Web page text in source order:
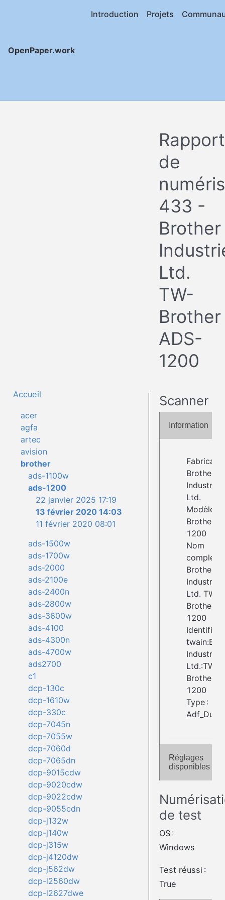
OpenPaper.work
Introduction Projets
Rapport
de
433 -
Brother
Ltd.
TW-
Brother
ADS-
1200
Accueil
acer
agfa
artec
avision
brother
ads-1100w
ads-1200
22 janvier 2025 17:19
13 février 2020 14:03
11 février 2020 08:01
ads-1500w
ads-1700w
ads-2000
ads-2100e
ads-2400n
ads-2800w
ads-3600w
ads-4100
ads-4300n
ads-4700w
ads2700
c1
dcp-130c
dcp-1610w
dcp-330c
dcp-7045n
dcp-7055w
dcp-7060d
dcp-7065dn
dcp-9015cdw
dcp-9020cdw
dcp-9022cdw
dcp-9055cdn
dcp-j132w
dcp-j140w
dcp-j315w
dcp-j4120dw
dcp-j562dw
dcp-l2560dw
dcp-l2627dwe
Scanner
Information
Fabricant :
Brother
Industries,
Ltd.
Modèle :
Brother
1200
Nom
complet :
Brother
Industries,
Ltd. TW-
Brother
1200
Identifiant
Industries,
Ltd.:TW-
Brother
1200
Type :
Réglages
disponibles
de test
OS :
Windows
Test réussi :
True